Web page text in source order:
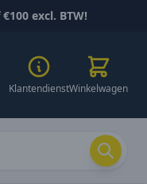
excl. BTW!
KlantendienstWinkelwagen